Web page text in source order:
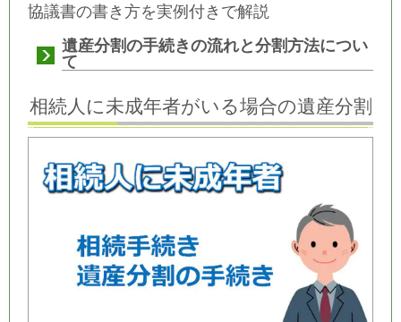
協議書の書き方を実例付きで解説
遺産分割の手続きの流れと分割方法につい
て
相続人に未成年者がいる場合の遺産分割